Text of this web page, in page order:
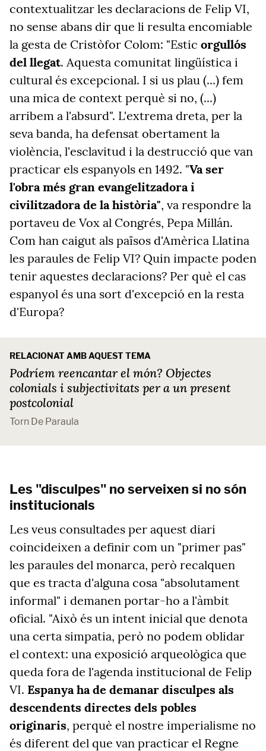
contextualitzar les declaracions de Felip VI,
no sense abans dir que li resulta encomiable
la gesta de Cristòfor Colom: "Estic orgullós
del llegat. Aquesta comunitat lingüística i
cultural és excepcional. I si us plau (...) fem
una mica de context perquè si no, (...)
arribem a l'absurd". L'extrema dreta, per la
seva banda, ha defensat obertament la
violència, l'esclavitud i la destrucció que van
practicar els espanyols en 1492. "Va ser
l'obra més gran evangelitzadora i
civilitzadora de la història", va respondre la
portaveu de Vox al Congrés, Pepa Millán.
Com han caigut als països d'Amèrica Llatina
les paraules de Felip VI? Quin impacte poden
tenir aquestes declaracions? Per què el cas
espanyol és una sort d'excepció en la resta
d'Europa?
RELACIONAT AMB AQUEST TEMA
Podríem reencantar el món? Objectes
colonials i subjectivitats per a un present
postcolonial
Torn De Paraula
Les "disculpes" no serveixen si no són
institucionals
Les veus consultades per aquest diari
coincideixen a definir com un "primer pas"
les paraules del monarca, però recalquen
que es tracta d'alguna cosa "absolutament
informal" i demanen portar-ho a l'àmbit
oficial. "Això és un intent inicial que denota
una certa simpatia, però no podem oblidar
el context: una exposició arqueològica que
queda fora de l'agenda institucional de Felip
VI. Espanya ha de demanar disculpes als
descendents directes dels pobles
originaris, perquè el nostre imperialisme no
és diferent del que van practicar el Regne